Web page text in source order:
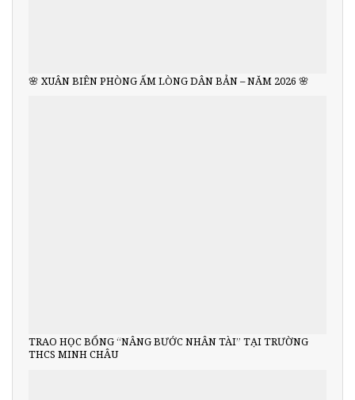
🌸 XUÂN BIÊN PHÒNG ẤM LÒNG DÂN BẢN – NĂM 2026 🌸
TRAO HỌC BỔNG “NÂNG BƯỚC NHÂN TÀI” TẠI TRƯỜNG
THCS MINH CHÂU